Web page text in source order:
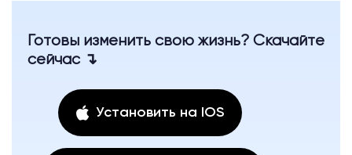
Готовы изменить свою жизнь? Скачайте
сейчас ↴
Установить на IOS